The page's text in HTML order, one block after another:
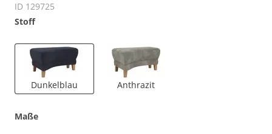
ID 129725
Stoff
Dunkelblau Anthrazit
Maße